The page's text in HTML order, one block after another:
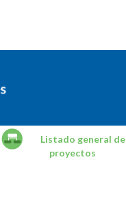
Listado general de
proyectos